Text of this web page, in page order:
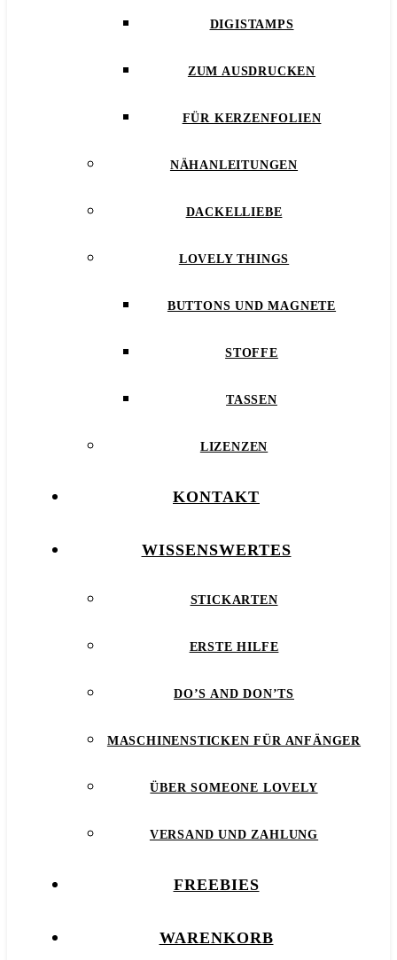
DIGISTAMPS
ZUM AUSDRUCKEN
FÜR KERZENFOLIEN
NÄHANLEITUNGEN
DACKELLIEBE
LOVELY THINGS
BUTTONS UND MAGNETE
STOFFE
TASSEN
LIZENZEN
KONTAKT
WISSENSWERTES
STICKARTEN
ERSTE HILFE
DO’S AND DON’TS
MASCHINENSTICKEN FÜR ANFÄNGER
ÜBER SOMEONE LOVELY
VERSAND UND ZAHLUNG
FREEBIES
WARENKORB